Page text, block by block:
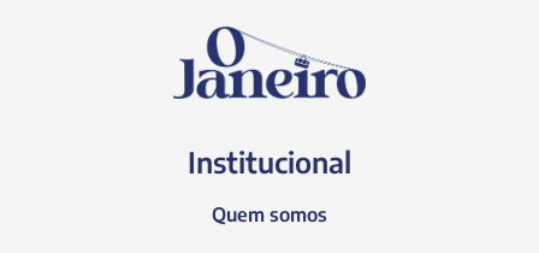
Institucional
Quem somos